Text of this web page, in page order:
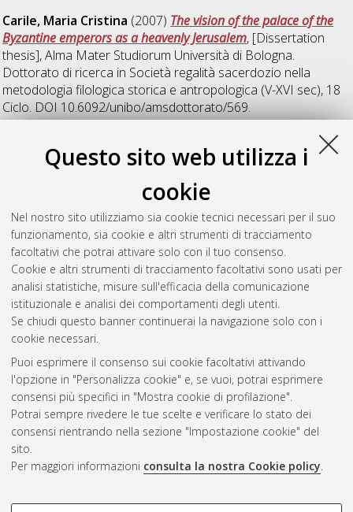
Questo sito web utilizza i
cookie
Nel nostro sito utilizziamo sia cookie tecnici necessari per il suo
funzionamento, sia cookie e altri strumenti di tracciamento
facoltativi che potrai attivare solo con il tuo consenso.
Cookie e altri strumenti di tracciamento facoltativi sono usati per
analisi statistiche, misure sull'efficacia della comunicazione
istituzionale e analisi dei comportamenti degli utenti.
Se chiudi questo banner continuerai la navigazione solo con i
cookie necessari.
Puoi esprimere il consenso sui cookie facoltativi attivando
l'opzione in "Personalizza cookie" e, se vuoi, potrai esprimere
consensi più specifici in "Mostra cookie di profilazione".
Potrai sempre rivedere le tue scelte e verificare lo stato dei
consensi rientrando nella sezione "Impostazione cookie" del
sito.
Per maggiori informazioni consulta la nostra Cookie policy.
Carile, Maria Cristina (2007) The vision of the palace of the
Byzantine emperors as a heavenly Jerusalem, [Dissertation
thesis], Alma Mater Studiorum Università di Bologna.
Dottorato di ricerca in Società regalità sacerdozio nella
metodologia filologica storica e antropologica (V-XVI sec), 18
Ciclo. DOI 10.6092/unibo/amsdottorato/569.
Il registro di un prestatore ebreo
bolognese degli anni 1426-1431: edizione del testo ebraico e
versione italiana, [Dissertation thesis], Alma Mater Studiorum
Università di Bologna. Dottorato di ricerca in
sacerdozio nella metodologia filologica storica e
antropologica (V-XVI sec) , 19 Ciclo. DOI
10.6092/unibo/amsdottorato/230.
Questa lista e' stata generata il Thu Aug 6 20:51:00 2026
Atom
Rss 1.0
Rss 2.0
ISSN: 2038-7946
Impostazioni Cookie